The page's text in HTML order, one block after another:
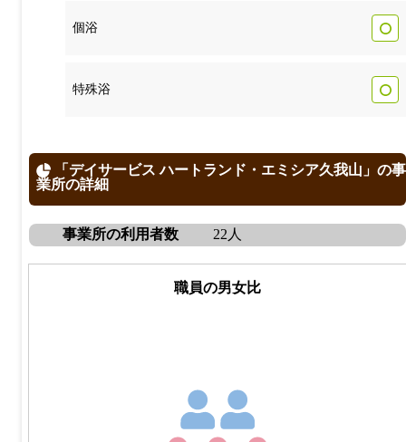
個浴
特殊浴
「デイサービス ハートランド・エミシア久我山」の事
業所の詳細
事業所の利用者数 22人
職員の男女比